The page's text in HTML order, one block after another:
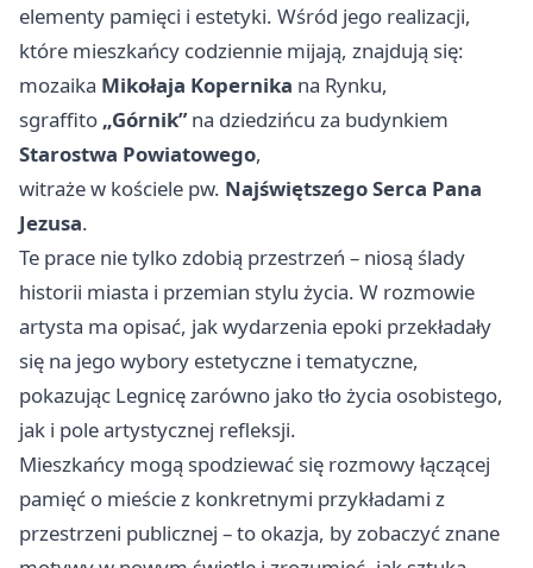
elementy pamięci i estetyki. Wśród jego realizacji,
które mieszkańcy codziennie mijają, znajdują się:
mozaika Mikołaja Kopernika na Rynku,
sgraffito „Górnik”na dziedzińcu za budynkiem
Starostwa Powiatowego,
witraże w kościele pw. Najświętszego Serca Pana
Jezusa.
Te prace nie tylko zdobią przestrzeń – niosą ślady
historii miasta i przemian stylu życia. W rozmowie
artysta ma opisać, jak wydarzenia epoki przekładały
się na jego wybory estetyczne i tematyczne,
pokazując Legnicę zarówno jako tło życia osobistego,
jak i pole artystycznej refleksji.
Mieszkańcy mogą spodziewać się rozmowy łączącej
pamięć o mieście z konkretnymi przykładami z
przestrzeni publicznej – to okazja, by zobaczyć znane